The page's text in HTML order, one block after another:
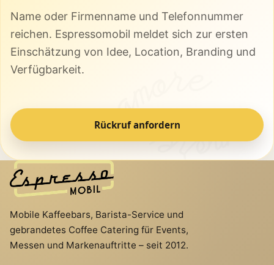
Name oder Firmenname und Telefonnummer
reichen. Espressomobil meldet sich zur ersten
Einschätzung von Idee, Location, Branding und
Verfügbarkeit.
Rückruf anfordern
Mobile Kaffeebars, Barista-Service und
gebrandetes Coffee Catering für Events,
Messen und Markenauftritte – seit 2012.